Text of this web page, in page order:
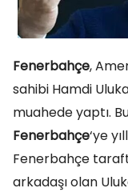
Fenerbahçe,
sahibi Hamdi
muahede yaptı.
Fenerbahçe‘ye
Fenerbahçe
arkadaşı olan